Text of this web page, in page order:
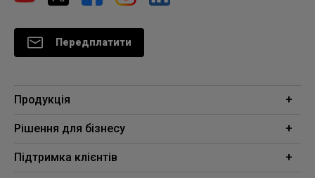
Передплатити
Продукція
Проектори
Освітлення
Рішення для бізнесу
Освіта
Підтримка клієнтів